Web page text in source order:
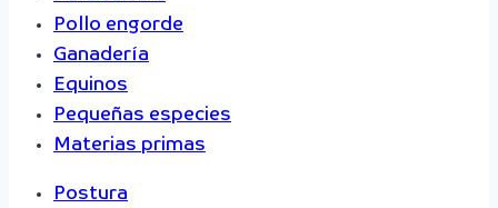
Pollo engorde
Ganadería
Equinos
Pequeñas especies
Materias primas
Postura